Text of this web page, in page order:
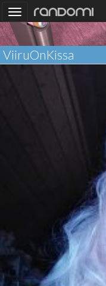
Toggle
navigation
ViiruOnKissa